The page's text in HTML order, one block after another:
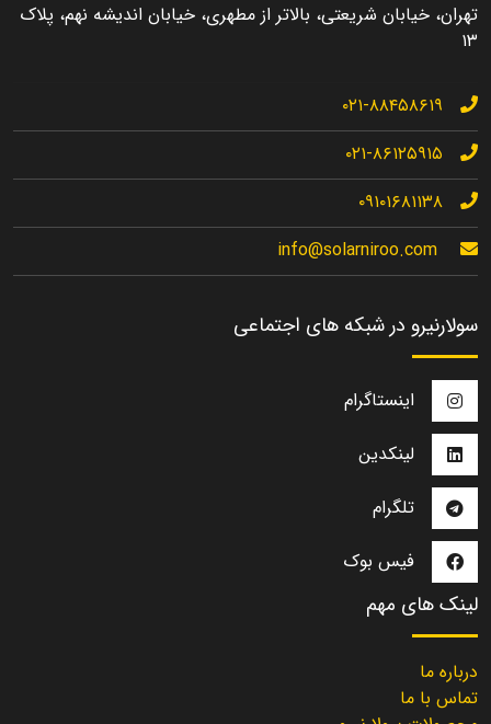
تهران، خیابان شریعتی، بالاتر از مطهری، خیابان اندیشه نهم، پلاک
۱۳
۰۲۱-۸۸۴۵۸۶۱۹
۰۲۱-۸۶۱۲۵۹۱۵
۰۹۱۰۱۶۸۱۱۳۸
info@solarniroo.com
سولارنیرو در شبکه های اجتماعی
اینستاگرام
لینکدین
تلگرام
فیس بوک
لینک های مهم
درباره ما
تماس با ما